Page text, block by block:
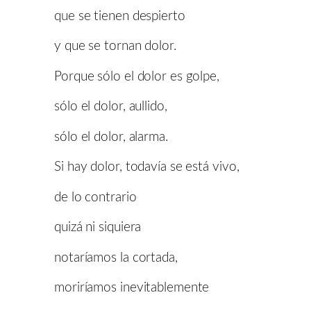
que se tienen despierto
y que se tornan dolor.
Porque sólo el dolor es golpe,
sólo el dolor, aullido,
sólo el dolor, alarma.
Si hay dolor, todavía se está vivo,
de lo contrario
quizá ni siquiera
notaríamos la cortada,
moriríamos inevitablemente